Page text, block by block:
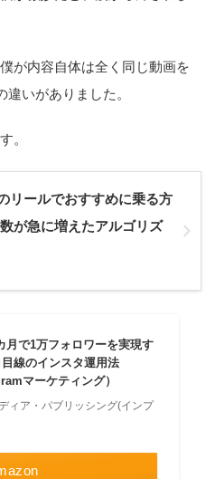
が内容自体は全く同じ動画を
いがありました。
。
リールでおすすめに乗る方
が急に増えたアルゴリズ
月で1万フォロワーを実現す
線のインスタ運用法
マーケティング）
ィア・パブリッシング(インプ